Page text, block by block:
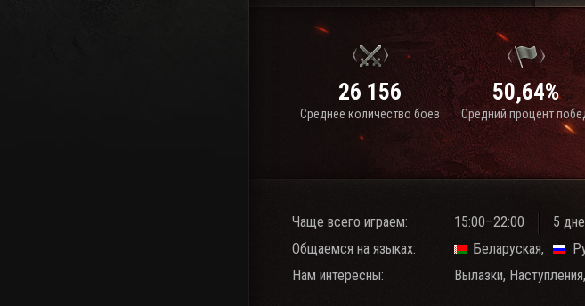
26 156
Среднее количество боёв
50,64%
Средний процент
Чаще всего играем: 15:00–22:00
5
Общаемся на языках:
Беларуская
Нам интересны:
Вылазки,